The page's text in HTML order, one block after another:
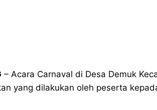
– Acara Carnaval di Desa Demuk
yang dilakukan oleh peserta